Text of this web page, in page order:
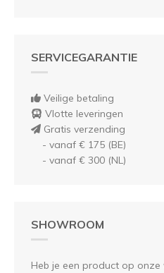
SERVICEGARANTIE
Veilige betaling
Vlotte leveringen
Gratis verzending
- vanaf € 175 (BE)
- vanaf € 300 (NL)
SHOWROOM
Heb je een product op